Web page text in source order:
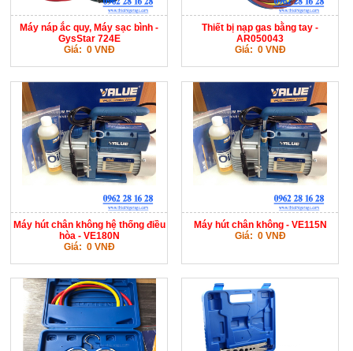
Máy náp ắc quy, Máy sạc bình -
GysStar 724E
Giá: 0 VNĐ
Thiết bị nạp gas bằng tay -
AR050043
Giá: 0 VNĐ
Máy hút chân không hệ thống điều
hòa - VE180N
Giá: 0 VNĐ
Máy hút chân không - VE115N
Giá: 0 VNĐ